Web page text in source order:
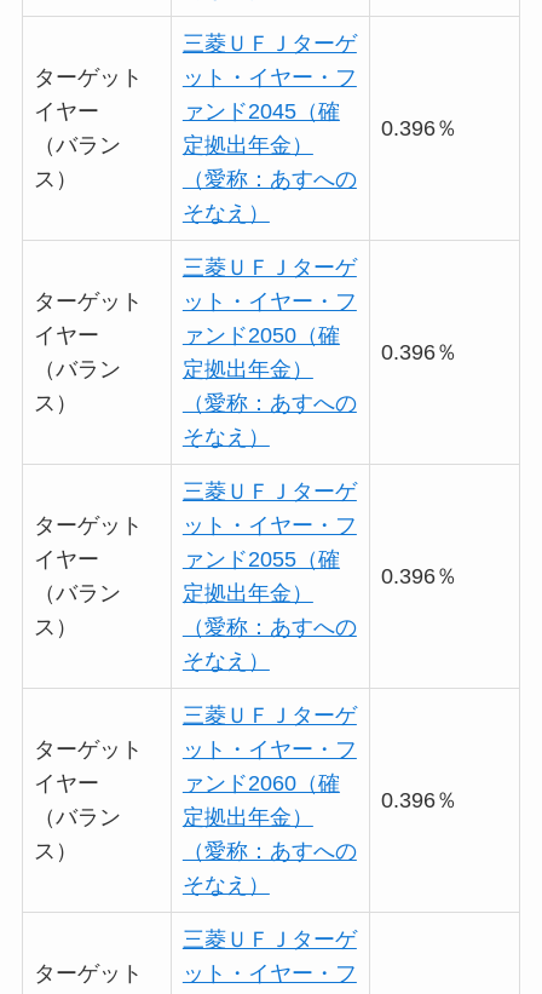
ターゲット
イヤー
（バラン
ス）
三菱ＵＦＪターゲ
ット・イヤー・フ
ァンド2045（確
定拠出年金）
（愛称：あすへの
そなえ）
0.396％
ターゲット
イヤー
（バラン
ス）
三菱ＵＦＪターゲ
ット・イヤー・フ
ァンド2050（確
定拠出年金）
（愛称：あすへの
そなえ）
0.396％
ターゲット
イヤー
（バラン
ス）
三菱ＵＦＪターゲ
ット・イヤー・フ
ァンド2055（確
定拠出年金）
（愛称：あすへの
そなえ）
0.396％
ターゲット
イヤー
（バラン
ス）
三菱ＵＦＪターゲ
ット・イヤー・フ
ァンド2060（確
定拠出年金）
（愛称：あすへの
そなえ）
0.396％
ターゲット
三菱ＵＦＪターゲ
ット・イヤー・フ